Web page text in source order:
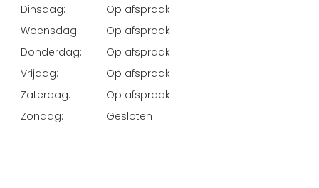
Dinsdag:
Op afspraak
Woensdag:
Op afspraak
Donderdag:
Op afspraak
Vrijdag:
Op afspraak
Zaterdag:
Op afspraak
Zondag:
Gesloten